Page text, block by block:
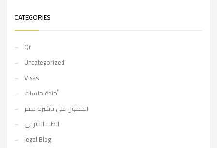
CATEGORIES
Qr
Uncategorized
Visas
أجندة جلسات
الحصول على تأشيرة سفر
الطب الشرعي
legal Blog